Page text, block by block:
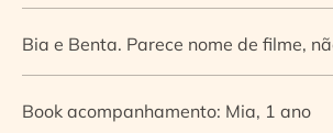
Bia e Benta. Parece nome de filme,
Book acompanhamento: Mia, 1 ano